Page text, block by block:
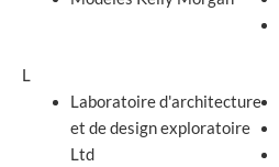
L
Laboratoire d'architecture
et de design exploratoire
Ltd